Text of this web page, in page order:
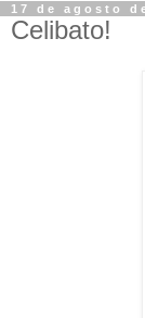
17 de agosto
Celibato!